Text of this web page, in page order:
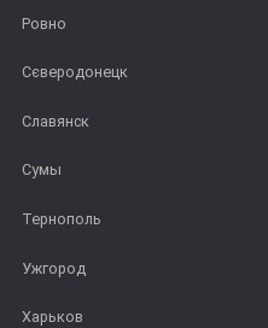
Ровно
Сєверодонецк
Славянск
Сумы
Тернополь
Ужгород
Харьков